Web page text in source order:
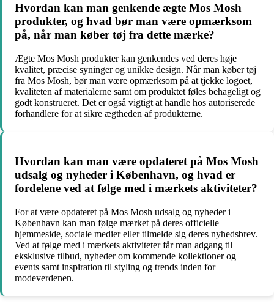
Hvordan kan man genkende ægte Mos Mosh
produkter, og hvad bør man være opmærksom
på, når man køber tøj fra dette mærke?
Ægte Mos Mosh produkter kan genkendes ved deres høje
kvalitet, præcise syninger og unikke design. Når man køber tøj
fra Mos Mosh, bør man være opmærksom på at tjekke logoet,
kvaliteten af materialerne samt om produktet føles behageligt og
godt konstrueret. Det er også vigtigt at handle hos autoriserede
forhandlere for at sikre ægtheden af produkterne.
Hvordan kan man være opdateret på Mos Mosh
udsalg og nyheder i København, og hvad er
fordelene ved at følge med i mærkets aktiviteter?
For at være opdateret på Mos Mosh udsalg og nyheder i
København kan man følge mærket på deres officielle
hjemmeside, sociale medier eller tilmelde sig deres nyhedsbrev.
Ved at følge med i mærkets aktiviteter får man adgang til
eksklusive tilbud, nyheder om kommende kollektioner og
events samt inspiration til styling og trends inden for
modeverdenen.